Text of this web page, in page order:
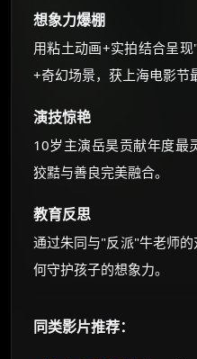
想象力爆棚
用粘土动画+实拍结合呈
+奇幻场景，获上海电影节
演技惊艳
10岁主演岳昊贡献年度最
狡黠与善良完美融合。
教育反思
通过朱同与"反派"牛老师
何守护孩子的想象力。
同类影片推荐：